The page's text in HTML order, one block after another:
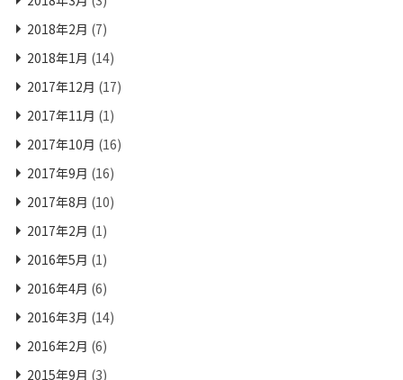
2018年2月 (7)
2018年1月 (14)
2017年12月 (17)
2017年11月 (1)
2017年10月 (16)
2017年9月 (16)
2017年8月 (10)
2017年2月 (1)
2016年5月 (1)
2016年4月 (6)
2016年3月 (14)
2016年2月 (6)
2015年9月 (3)